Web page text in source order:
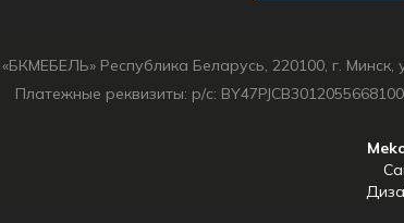
Республика Беларусь, 220100, г.
Платежные реквизиты: р/с: